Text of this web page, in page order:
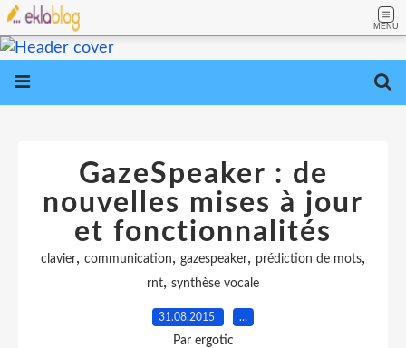
MENU
GazeSpeaker : de
nouvelles mises à jour
et fonctionnalités
clavier, communication, gazespeaker, prédiction de mots,
rnt, synthèse vocale
31.08.2015 …
Par ergotic